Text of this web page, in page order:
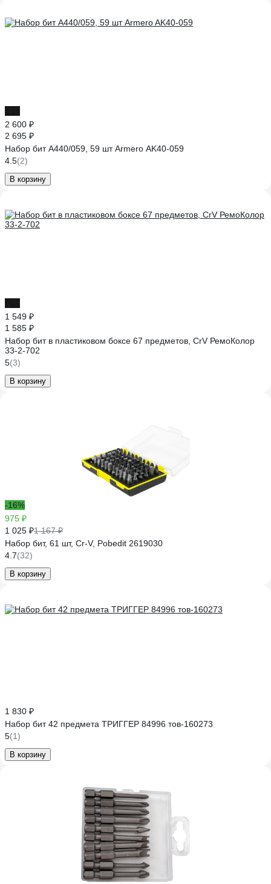
2 600 ₽
2 695 ₽
Набор бит A440/059, 59 шт Armero AK40-059
4.5(2)
В корзину
1 549 ₽
1 585 ₽
Набор бит в пластиковом боксе 67 предметов, CrV РемоКолор
33-2-702
5(3)
В корзину
-16%
975 ₽
1 025 ₽1 167 ₽
Набор бит, 61 шт, Cr-V, Pobedit 2619030
4.7(32)
В корзину
1 830 ₽
Набор бит 42 предмета ТРИГГЕР 84996 тов-160273
5(1)
В корзину